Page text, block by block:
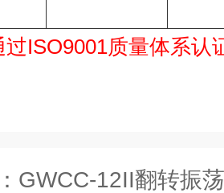
ISO9001质量体系认
GWCC-12II翻转振